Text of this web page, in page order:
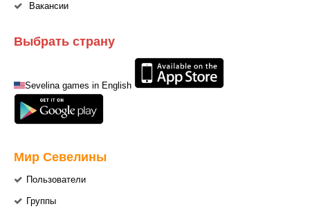
Вакансии
Выбрать страну
Sevelina games in English
Мир Севелины
Пользователи
Группы